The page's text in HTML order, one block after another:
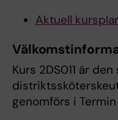
Aktuell
Kurs 2DS011 är
genomförs i Termin